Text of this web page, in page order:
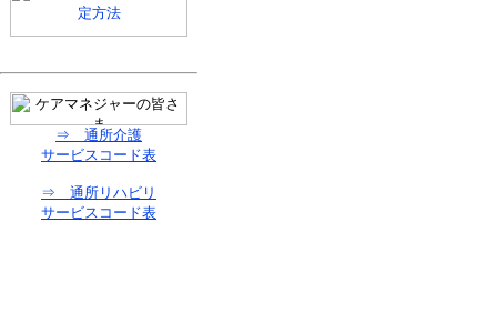
⇒ 通所介護
サービスコード表
⇒ 通所リハビリ
サービスコード表